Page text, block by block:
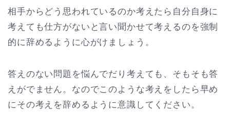
相手からどう思われているのか考えたら自分自身に
考えても仕方がないと言い聞かせて考えるのを強制
的に辞めるように心がけましょう。
答えのない問題を悩んでだり考えても、そもそも答
えがでません。なのでこのような考えをしたら早め
にその考えを辞めるように意識してください。